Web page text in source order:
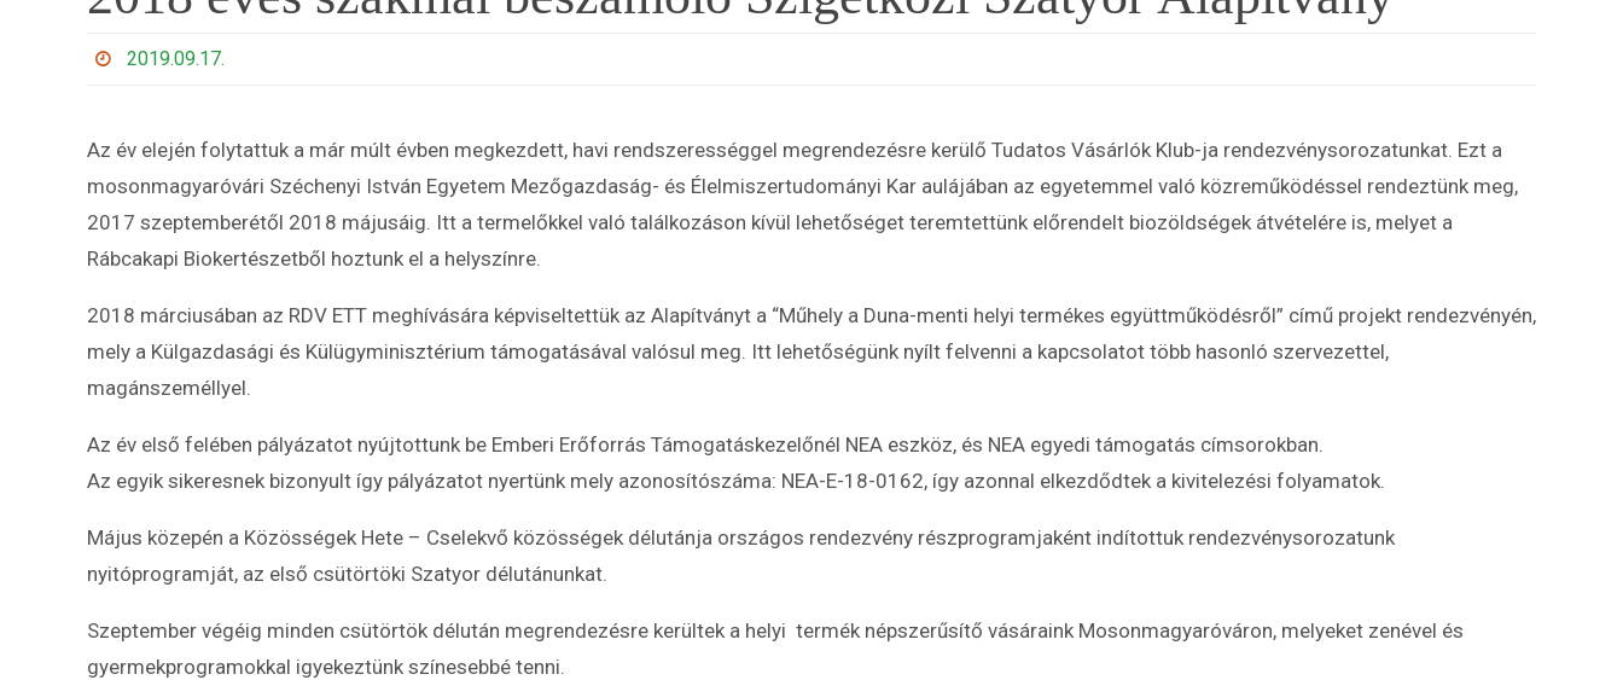
2019.09.17.
Az év elején folytattuk a már múlt évben megkezdett, havi rendszerességgel megrendezésre kerülő Tudatos Vásárlók Klub-ja rendezvénysorozatunkat. Ezt a
mosonmagyaróvári Széchenyi István Egyetem Mezőgazdaság- és Élelmiszertudományi Kar aulájában az egyetemmel való közreműködéssel rendeztünk meg,
2017 szeptemberétől 2018 májusáig. Itt a termelőkkel való találkozáson kívül lehetőséget teremtettünk előrendelt biozöldségek átvételére is, melyet a
Rábcakapi Biokertészetből hoztunk el a helyszínre.
2018 márciusában az RDV ETT meghívására képviseltettük az Alapítványt a “Műhely a Duna-menti helyi termékes együttműködésről” című projekt rendezvényén,
mely a Külgazdasági és Külügyminisztérium támogatásával valósul meg. Itt lehetőségünk nyílt felvenni a kapcsolatot több hasonló szervezettel,
magánszeméllyel.
Az év első felében pályázatot nyújtottunk be Emberi Erőforrás Támogatáskezelőnél NEA eszköz, és NEA egyedi támogatás címsorokban.
Az egyik sikeresnek bizonyult így pályázatot nyertünk mely azonosítószáma: NEA-E-18-0162, így azonnal elkezdődtek a kivitelezési folyamatok.
Május közepén a Közösségek Hete – Cselekvő közösségek délutánja országos rendezvény részprogramjaként indítottuk rendezvénysorozatunk
nyitóprogramját, az első csütörtöki Szatyor délutánunkat.
Szeptember végéig minden csütörtök délután megrendezésre kerültek a helyi termék népszerűsítő vásáraink Mosonmagyaróváron, melyeket zenével és
gyermekprogramokkal igyekeztünk színesebbé tenni.